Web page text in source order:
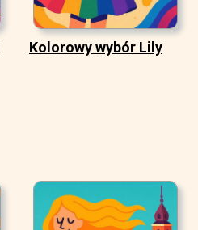
Kolorowy wybór Lily